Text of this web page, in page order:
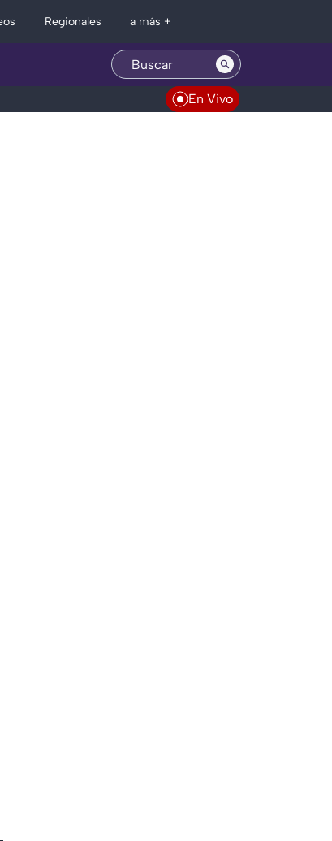
Regionales a más +
En Vivo